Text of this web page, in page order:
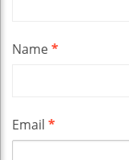
Name*
Email *